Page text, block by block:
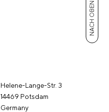
Helene-Lange-Str. 3
14469 Potsdam
Germany
NACH OBEN